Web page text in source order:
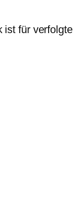
ist für verfolgte